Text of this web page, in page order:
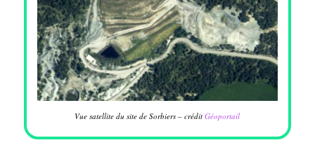
Vue satellite du site de Sorbiers – créditGéoportail